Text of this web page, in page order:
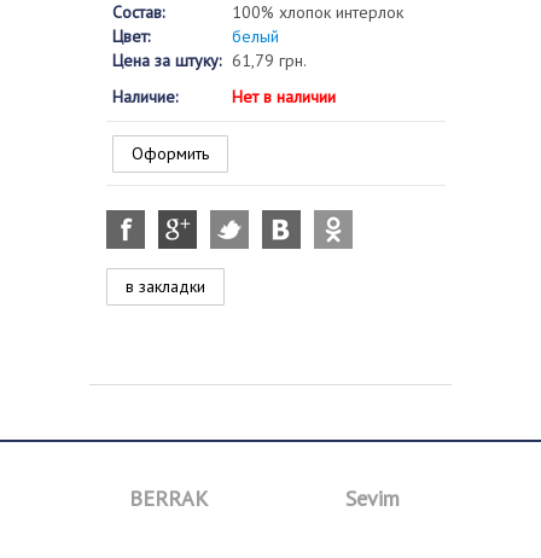
Состав:
100% хлопок интерлок
Цвет:
белый
Цена за штуку: 61,79 грн.
Наличие:
Нет в наличии
Оформить
в закладки
BERRAK Sevim